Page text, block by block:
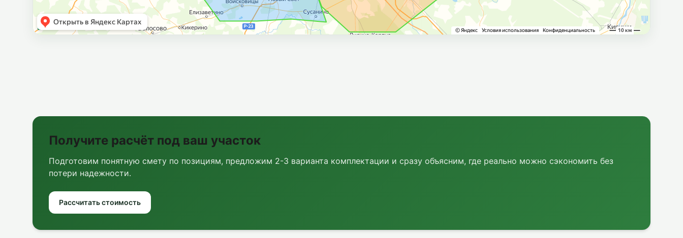
Получите расчёт под ваш участок
Подготовим понятную смету по позициям, предложим 2-3 варианта комплектации и сразу объясним, где реально можно сэкономить без
потери надежности.
Рассчитать стоимость